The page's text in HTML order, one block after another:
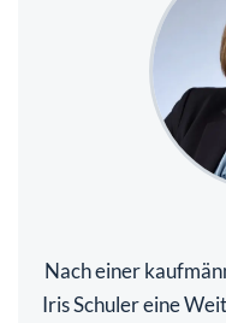
Nach einer
Iris Schuler eine